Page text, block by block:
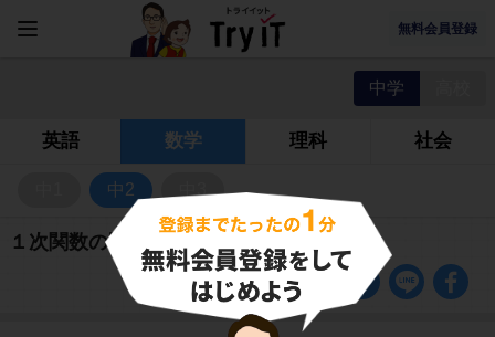
無料会員登録
中学
英語 数学 理科 社会
中2
１次関数の問題